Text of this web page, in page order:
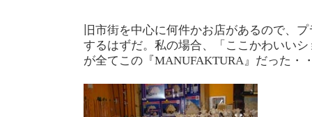
旧市街を中心に何件かお店があるので、
するはずだ。私の場合、「ここかわいい
が全てこの『MANUFAKTURA』だった・